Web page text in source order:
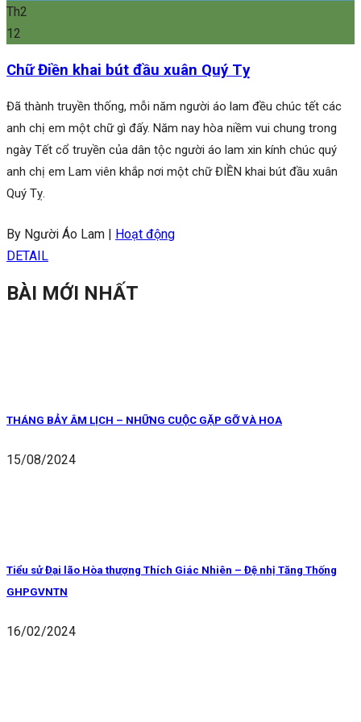
Th2
12
Chữ Điền khai bút đầu xuân Quý Tỵ
Đã thành truyền thống, mỗi năm người áo lam đều chúc tết các
anh chị em một chữ gì đấy. Năm nay hòa niềm vui chung trong
ngày Tết cổ truyền của dân tộc người áo lam xin kính chúc quý
anh chị em Lam viên khắp nơi một chữ ĐIỀN khai bút đầu xuân
Quý Tỵ.
By Người Áo Lam | Hoạt động
DETAIL
BÀI MỚI NHẤT
THÁNG BẢY ÂM LỊCH – NHỮNG CUỘC GẶP GỠ VÀ HOA
15/08/2024
Tiểu sử Đại lão Hòa thượng Thích Giác Nhiên – Đệ nhị Tăng Thống
GHPGVNTN
16/02/2024